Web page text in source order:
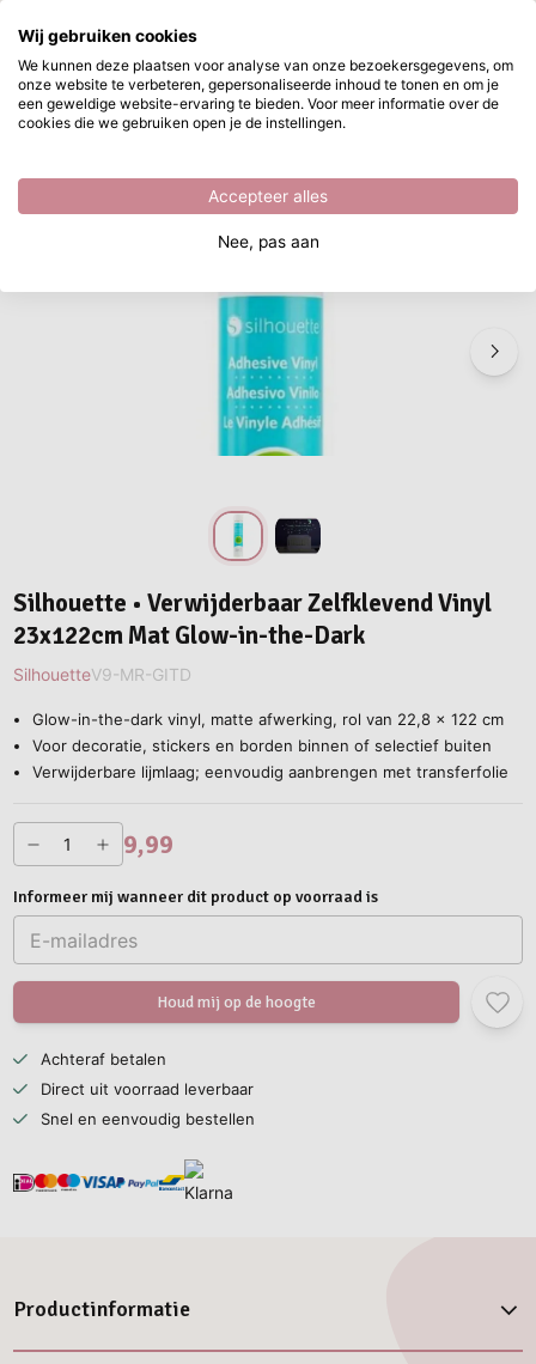
Ga naar hoofdinhoud
Direct uit voorraad leverbaar Silhouette • Verwijderbaar Zelfklevend Vinyl 23x122cm Mat Glow-in-the-Dark
/ Vinyl /
Silhouette • Verwijderbaar Zelfklevend Vinyl
23x122cm Mat Glow-in-the-Dark
SilhouetteV9-MR-GITD
Glow-in-the-dark vinyl, matte afwerking, rol van 22,8 x 122 cm
Voor decoratie, stickers en borden binnen of selectief buiten
Verwijderbare lijmlaag; eenvoudig aanbrengen met transferfolie
9,99
Informeer mij wanneer dit product op voorraad is
Houd mij op de hoogte
Achteraf betalen
Direct uit voorraad leverbaar
Snel en eenvoudig bestellen
Productinformatie
Waar ben je naar op zoek?
Wij gebruiken cookies
We kunnen deze plaatsen voor analyse van onze bezoekersgegevens, om
onze website te verbeteren, gepersonaliseerde inhoud te tonen en om je
een geweldige website-ervaring te bieden. Voor meer informatie over de
cookies die we gebruiken open je de instellingen.
Accepteer alles
Nee, pas aan